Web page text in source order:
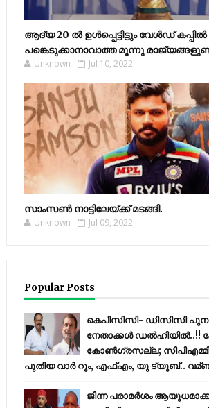
ആദ്യ 20 ല്‍ ഉള്‍പ്പെട്ടിട്ടും വേള്‍ഡ് കപ്പില്‍
പങ്കെടുക്കാനാവാത്ത മൂന്നു
Unknown Jul 10, 2022
സാംസണ്‍ നാട്ടിലേയ്‌ക്ക് മടങ്ങി.
Unknown Jul 09, 2022
Popular Posts
കെപിസിസി- ഡിസിസി
നേതാക്കൾ
കോണ്‍ഗ്രസല്ല;
പുതിയ വാര്‍ റൂം, എഫ്‌എം, യു ട്യൂബ്..
ജിന്ന പരാമര്‍ശം